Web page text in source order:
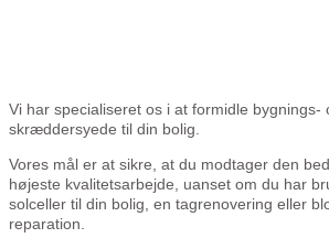
Vi har specialiseret os i at formidle
skræddersyede til din bolig.
Vores mål er at sikre, at du modtager den
højeste kvalitetsarbejde, uanset om du har
solceller til din bolig, en tagrenovering eller
reparation.